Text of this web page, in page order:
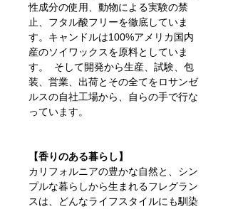
性成分の使用、動物による実験の禁
止、フタル酸フリーを徹底していま
す。キャンドルは100%アメリカ国内
産のソイワックスを原料としていま
す。 そして開発から生産、試験、包
装、営業、出荷とその全てをロサンゼ
ルスの自社工場から、自らの手で行な
っています。
【香りのある暮らし】
カリフォルニアの豊かな自然と、シン
プルな暮らしから生まれるフレグラン
スは、どんなライフスタイルにも馴染